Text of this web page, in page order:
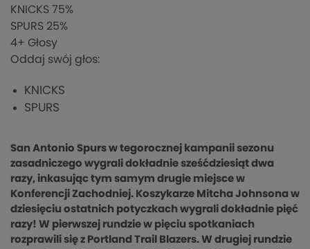
KNICKS 75%
SPURS 25%
4+ Głosy
Oddaj swój głos:
KNICKS
SPURS
San Antonio Spurs w tegorocznej kampanii sezonu
zasadniczego wygrali dokładnie sześćdziesiąt dwa
razy, inkasując tym samym drugie miejsce w
Konferencji Zachodniej. Koszykarze Mitcha Johnsona w
dziesięciu ostatnich potyczkach wygrali dokładnie pięć
razy! W pierwszej rundzie w pięciu spotkaniach
rozprawili się z Portland Trail Blazers. W drugiej rundzie